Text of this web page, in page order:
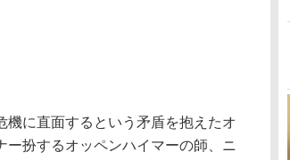
に直面するという矛盾を抱えたオ
扮するオッペンハイマーの師、ニ